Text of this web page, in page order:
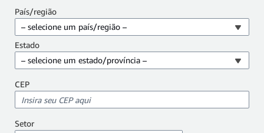
País/região
– selecione um país/região –
Estado
– selecione um estado/província –
CEP
Setor